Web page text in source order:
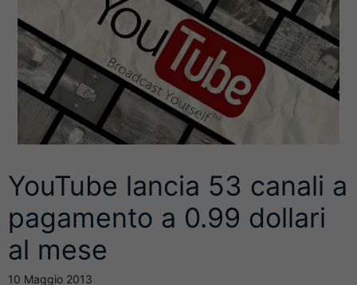
YouTube lancia 53 canali a
pagamento a 0.99 dollari
al mese
10 Maggio 2013